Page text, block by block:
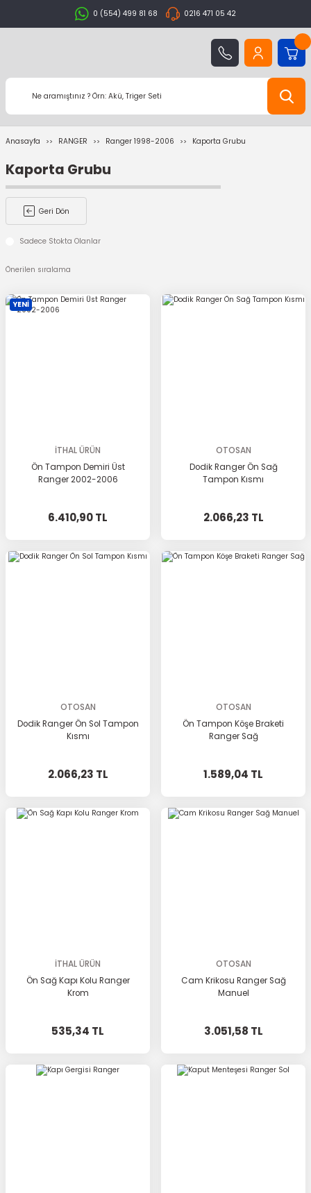
0 (554) 499 81 68 0216 471 05 42
Anasayfa RANGER Ranger 1998-2006 Kaporta Grubu
Kaporta Grubu
Geri Dön
Sadece Stokta Olanlar
YENİ
İTHAL ÜRÜN
Ön Tampon Demiri Üst
Ranger 2002-2006
6.410,90 TL
OTOSAN
Dodik Ranger Ön Sağ
Tampon Kısmı
2.066,23 TL
OTOSAN
Dodik Ranger Ön Sol Tampon
Kısmı
2.066,23 TL
OTOSAN
Ön Tampon Köşe Braketi
Ranger Sağ
1.589,04 TL
İTHAL ÜRÜN
Ön Sağ Kapı Kolu Ranger
Krom
535,34 TL
OTOSAN
Cam Krikosu Ranger Sağ
Manuel
3.051,58 TL